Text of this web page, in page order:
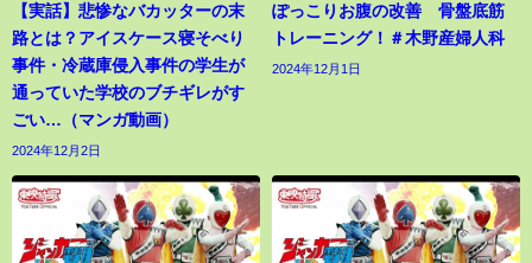
【実話】悲惨なバカッターの末
路とは？アイスケース寝そべり
事件・冷蔵庫侵入事件の学生が
通っていた学校のブチギレがす
ごい…（マンガ動画）
2024年12月2日
ぽっこりお腹の改善 骨盤底筋
トレーニング！＃木野産婦人科
2024年12月1日